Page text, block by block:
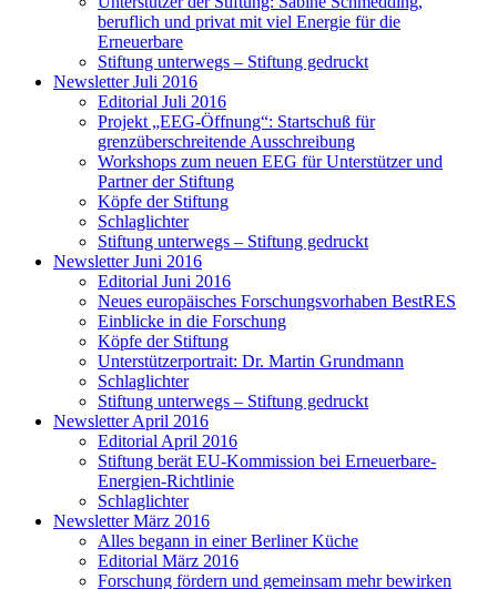
beruflich und privat mit viel Energie für die
Erneuerbare
Stiftung unterwegs – Stiftung gedruckt
Newsletter Juli 2016
Editorial Juli 2016
Projekt „EEG-Öffnung“: Startschuß für
grenzüberschreitende Ausschreibung
Workshops zum neuen EEG für Unterstützer und
Partner der Stiftung
Köpfe der Stiftung
Schlaglichter
Stiftung unterwegs – Stiftung gedruckt
Newsletter Juni 2016
Editorial Juni 2016
Neues europäisches Forschungsvorhaben BestRES
Einblicke in die Forschung
Köpfe der Stiftung
Unterstützerportrait: Dr. Martin Grundmann
Schlaglichter
Stiftung unterwegs – Stiftung gedruckt
Newsletter April 2016
Editorial April 2016
Stiftung berät EU-Kommission bei Erneuerbare-
Energien-Richtlinie
Schlaglichter
Newsletter März 2016
Alles begann in einer Berliner Küche
Editorial März 2016
Forschung fördern und gemeinsam mehr bewirken